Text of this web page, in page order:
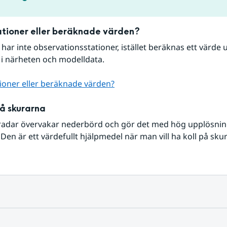
eller beräknade värden?
inte observationsstationer, istället beräknas ett värde
närheten och modelldata.
eller beräknade värden?
skurarna
övervakar nederbörd och gör det med hög
är ett värdefullt hjälpmedel när man vill ha koll på